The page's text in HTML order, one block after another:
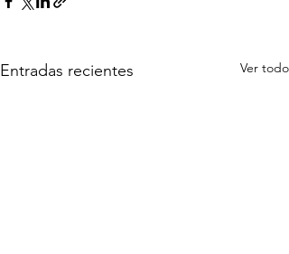
Entradas recientes Ver todo